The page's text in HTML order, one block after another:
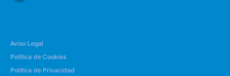
Aviso Legal
Política de Cookies
Política de Privacidad